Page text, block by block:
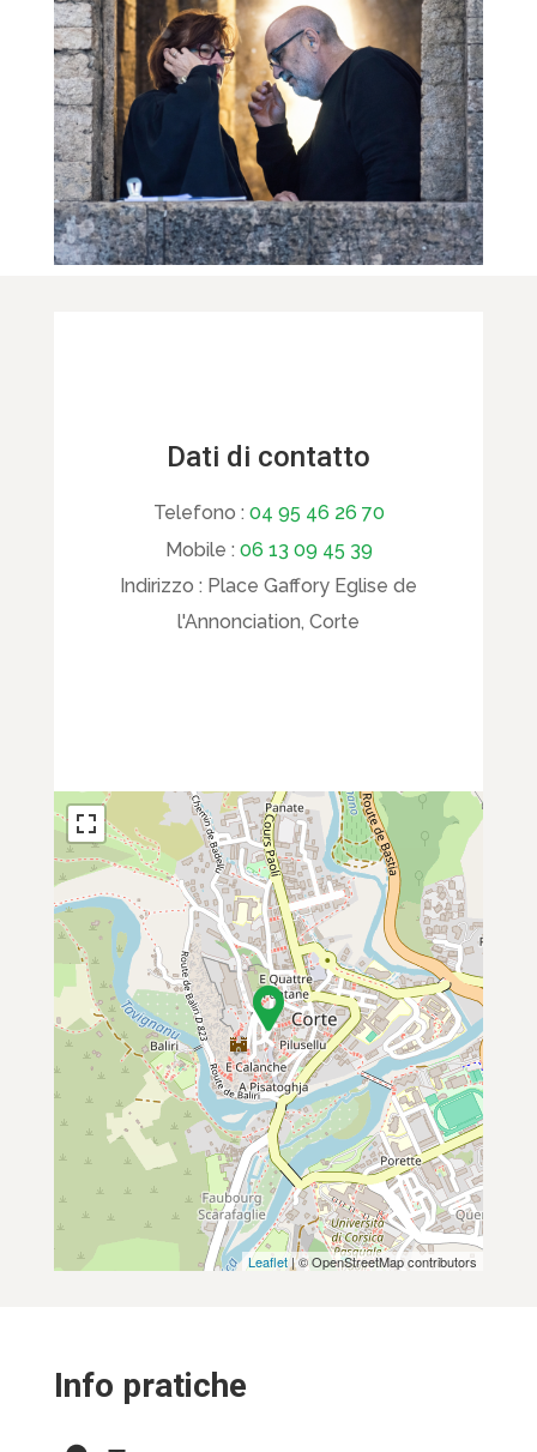
Dati di contatto
Telefono : 04 95 46 26 70
Mobile : 06 13 09 45 39
Indirizzo : Place Gaffory Eglise de
l'Annonciation, Corte
Leaflet | © OpenStreetMap contributors
Info pratiche